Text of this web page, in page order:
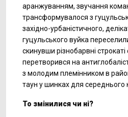
аранжуванням, звучання
трансформувалося з
західно-урбаністичного,
гуцульського вуйка
скинувши різнобарвні строкаті
перетворився на
з молодим племінником в
таун у шинках для середнього
То змінилися чи ні?